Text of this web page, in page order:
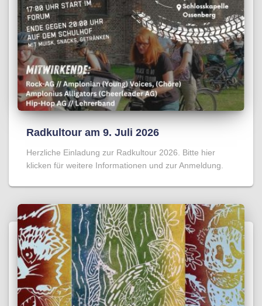
Radkultour am 9. Juli 2026
Herzliche Einladung zur Radkultour 2026. Bitte hier
klicken für weitere Informationen und zur Anmeldung.